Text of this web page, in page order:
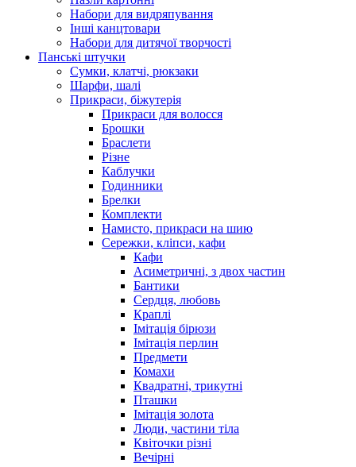
Набори для видряпування
Інші канцтовари
Набори для дитячої творчості
Панські штучки
Сумки, клатчі, рюкзаки
Шарфи, шалі
Прикраси, біжутерія
Прикраси для волосся
Брошки
Браслети
Різне
Каблучки
Годинники
Брелки
Комплекти
Намисто, прикраси на шию
Сережки, кліпси, кафи
Кафи
Асиметричні, з двох частин
Бантики
Сердця, любовь
Краплі
Імітація бірюзи
Імітація перлин
Предмети
Комахи
Квадратні, трикутні
Пташки
Імітація золота
Люди, частини тіла
Квіточки різні
Вечірні